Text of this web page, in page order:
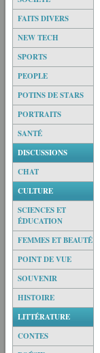
FAITS DIVERS
NEW TECH
SPORTS
PEOPLE
POTINS DE STARS
PORTRAITS
SANTÉ
DISCUSSIONS
CHAT
CULTURE
SCIENCES ET
ÉDUCATION
FEMMES ET BEAUTÉ
POINT DE VUE
SOUVENIR
HISTOIRE
LITTÉRATURE
CONTES